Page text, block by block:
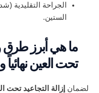
الجراحة التقليدية
الستين.
ما هي أبرز طرق
تحت العين
لضمان إزالة التجاعيد تحت